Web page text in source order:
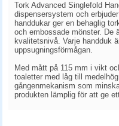
Tork Advanced Singlefold
dispensersystem och
handdukar ger en behaglig
och embossade mönster. De
kvalitetsnivå. Varje handduk
uppsugningsförmågan.
Med mått på 115 mm i vikt
toaletter med låg till
gångenmekanism som
produkten lämplig för att ge